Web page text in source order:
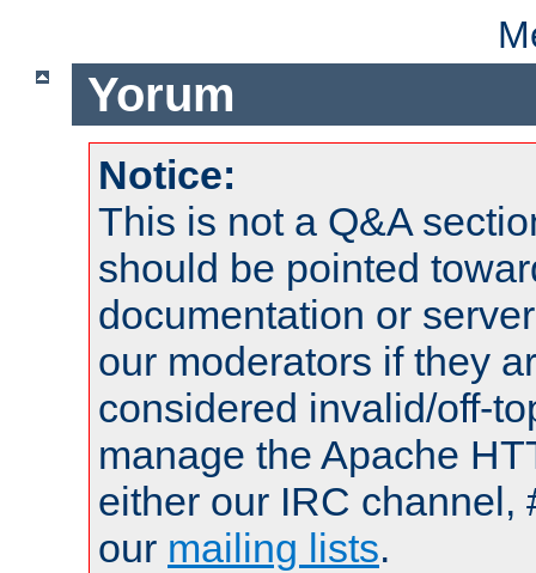
Yorum
Notice:
This is not a Q&A
should be pointed
documentation or
our moderators if they
considered invalid/off-
manage the Apache
either our IRC channel,
our mailing lists.